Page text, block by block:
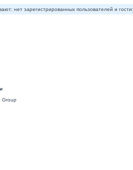
нет зарегистрированных пользователей и
Group